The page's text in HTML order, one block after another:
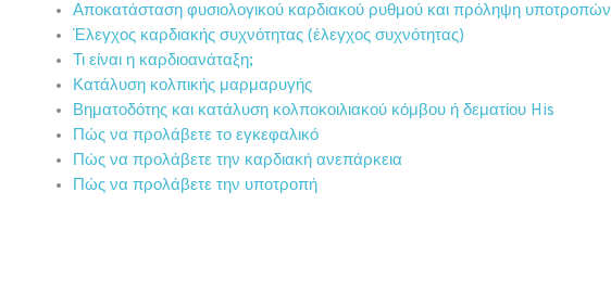
Αποκατάσταση φυσιολογικού καρδιακού ρυθμού και πρόληψη υποτροπών
Έλεγχος καρδιακής συχνότητας (έλεγχος συχνότητας)
Τι είναι η καρδιοανάταξη;
Κατάλυση κολπικής μαρμαρυγής
Βηματοδότης και κατάλυση κολποκοιλιακού κόμβου ή δεματίου His
Πώς να προλάβετε το εγκεφαλικό
Πώς να προλάβετε την καρδιακή ανεπάρκεια
Πώς να προλάβετε την υποτροπή